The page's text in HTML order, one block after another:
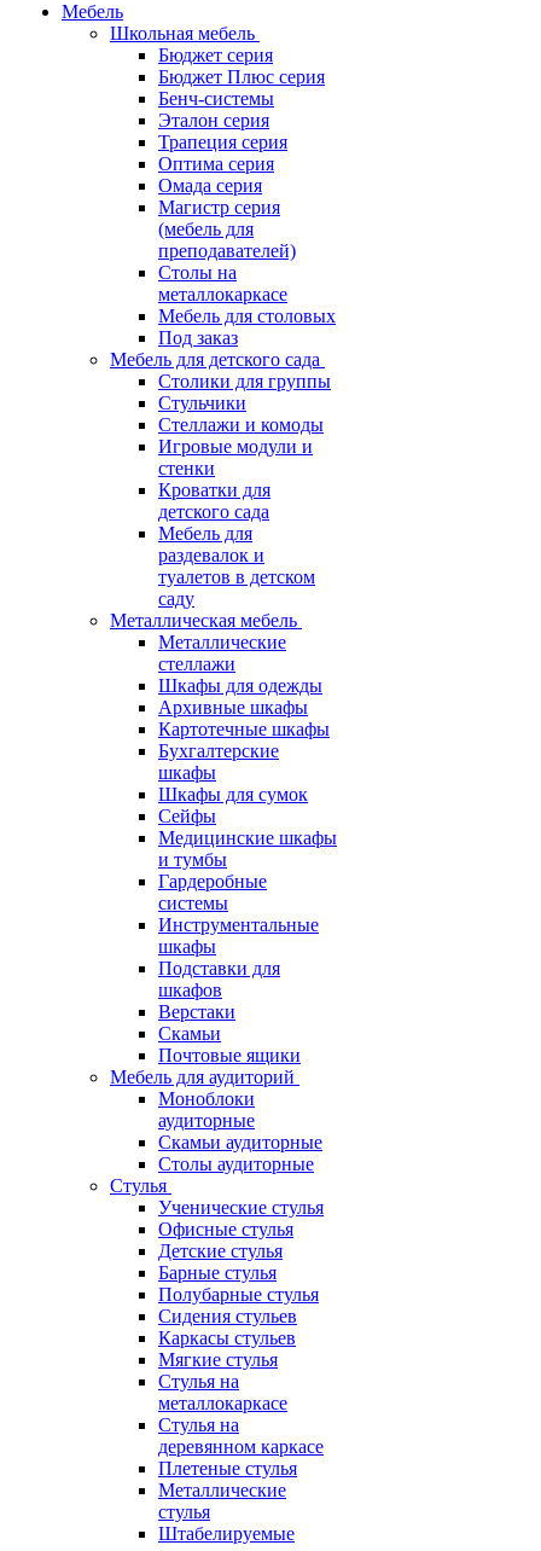
Мебель
Школьная мебель
Бюджет серия
Бюджет Плюс серия
Бенч-системы
Эталон серия
Трапеция серия
Оптима серия
Омада серия
Магистр серия
(мебель для
преподавателей)
Столы на
металлокаркасе
Мебель для столовых
Под заказ
Мебель для детского сада
Столики для группы
Стульчики
Стеллажи и комоды
Игровые модули и
стенки
Кроватки для
детского сада
Мебель для
раздевалок и
туалетов в детском
саду
Металлическая мебель
Металлические
стеллажи
Шкафы для одежды
Архивные шкафы
Картотечные шкафы
Бухгалтерские
шкафы
Шкафы для сумок
Сейфы
Медицинские шкафы
и тумбы
Гардеробные
системы
Инструментальные
шкафы
Подставки для
шкафов
Верстаки
Скамьи
Почтовые ящики
Мебель для аудиторий
Моноблоки
аудиторные
Скамьи аудиторные
Столы аудиторные
Стулья
Ученические стулья
Офисные стулья
Детские стулья
Барные стулья
Полубарные стулья
Сидения стульев
Каркасы стульев
Мягкие стулья
Стулья на
металлокаркасе
Стулья на
деревянном каркасе
Плетеные стулья
Металлические
стулья
Штабелируемые